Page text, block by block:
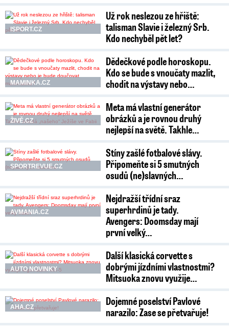
ISPORT.CZ
Už rok neslezou ze hřiště:
talisman Slavie i železný Srb.
Kdo nechyběl pět let?
MAMINKA.CZ
Dědečkové podle horoskopu.
Kdo se bude s vnoučaty mazlit,
chodit na výstavy nebo…
ŽIVĚ.CZ
Meta má vlastní generátor
obrázků a je rovnou druhý
nejlepší na světě. Takhle…
SPORTREVUE.CZ
Stíny zašlé fotbalové slávy.
Připomeňte si 5 smutných
osudů (ne)slavných…
AVMANIA.CZ
Nejdražší třídní sraz
superhrdinů je tady.
Avengers: Doomsday mají
první velký…
AUTO NOVINKY
Další klasická corvette s
dobrými jízdními vlastnostmi?
Mitsuoka znovu využije…
AHA.CZ
Dojemné poselství Pavlové
narazilo: Zase se přetvařuje!